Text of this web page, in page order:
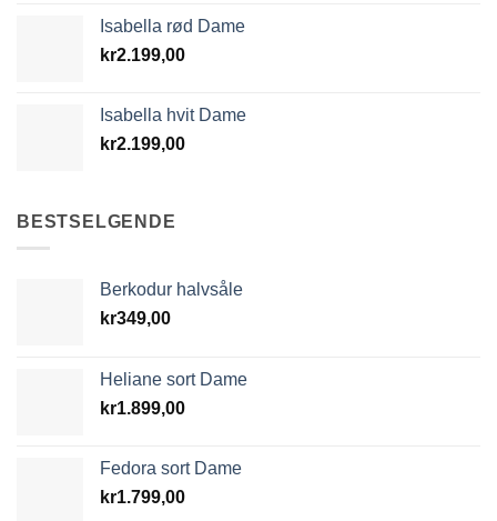
Isabella rød Dame
kr2.199,00
Isabella hvit Dame
kr2.199,00
BESTSELGENDE
Berkodur halvsåle
kr349,00
Heliane sort Dame
kr1.899,00
Fedora sort Dame
kr1.799,00